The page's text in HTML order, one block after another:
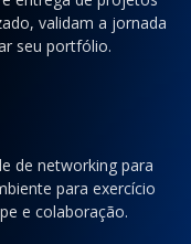
validam a jornada
seu portfólio.
de networking para
para exercício
e colaboração.